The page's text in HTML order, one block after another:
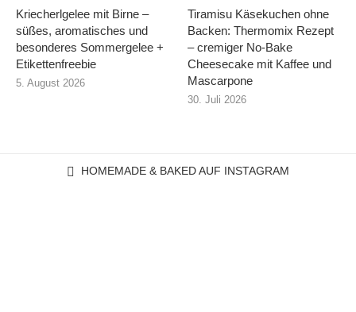
Kriecherlgelee mit Birne –
süßes, aromatisches und
besonderes Sommergelee +
Etikettenfreebie
5. August 2026
Tiramisu Käsekuchen ohne
Backen: Thermomix Rezept
– cremiger No-Bake
Cheesecake mit Kaffee und
Mascarpone
30. Juli 2026
HOMEMADE & BAKED AUF INSTAGRAM